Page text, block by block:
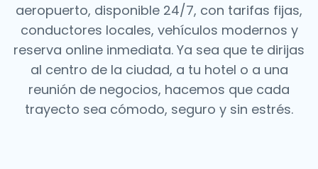
aeropuerto, disponible 24/7, con tarifas fijas,
conductores locales, vehículos modernos y
reserva online inmediata. Ya sea que te dirijas
al centro de la ciudad, a tu hotel o a una
reunión de negocios, hacemos que cada
trayecto sea cómodo, seguro y sin estrés.